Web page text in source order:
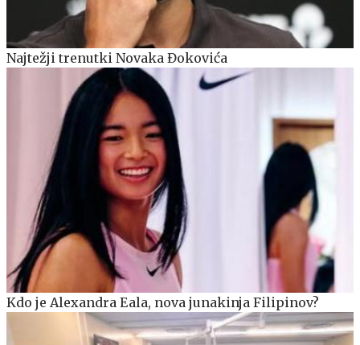
Najtežji trenutki Novaka Đokovića
Kdo je Alexandra Eala, nova junakinja Filipinov?